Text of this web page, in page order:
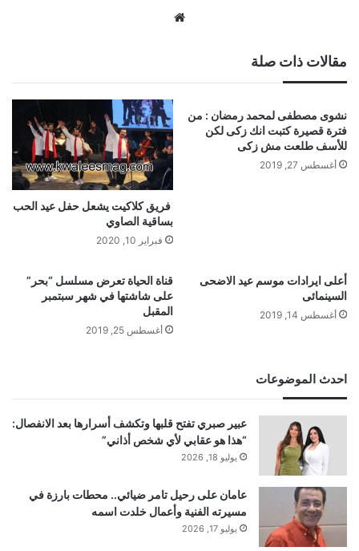
مقالات ذات صلة
نشوى مصطفى لمحمد رمضان : من
فترة قصيرة كتبت انك زكى لكن
للأسف طلعت مش زكى
أغسطس 27, 2019
فريق كلاكيت يشعل حفل عيد الحب
بساقية الصاوي
فبراير 10, 2020
أعلى ايرادات موسم عيد الاضحى
السينمائى
أغسطس 14, 2019
قناة الحياة تعرض مسلسل “بحر”
على شاشتها في شهر سبتمبر
المقبل
أغسطس 25, 2019
احدث الموضوعات
عبير صبري تفتح قلبها وتكشف أسرارها بعد الانفصال:
“هذا هو عقابي لأي شخص أذاني”
يوليو 18, 2026
عامان على رحيل تامر ضيائي.. محطات بارزة في
مسيرته الفنية وأعمال خلدت اسمه
يوليو 17, 2026